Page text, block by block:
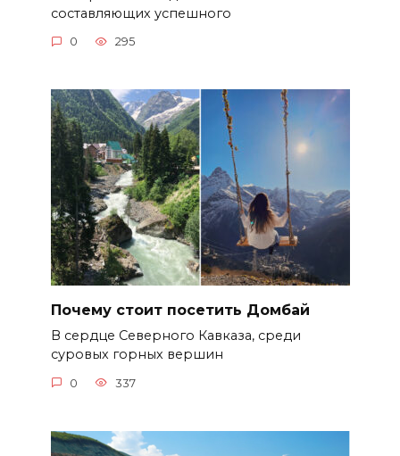
составляющих успешного
0 295
Почему стоит посетить Домбай
В сердце Северного Кавказа, среди
суровых горных вершин
0 337